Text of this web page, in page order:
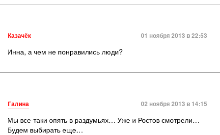
Казачёк 01 ноября 2013 в 22:53
Инна, а чем не понравились люди?
Галина 02 ноября 2013 в 14:15
Мы все-таки опять в раздумьях… Уже и Ростов смотрели…
Будем выбирать еще…